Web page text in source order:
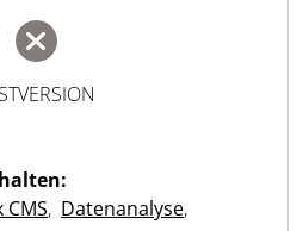
CMS, Datenanalyse,